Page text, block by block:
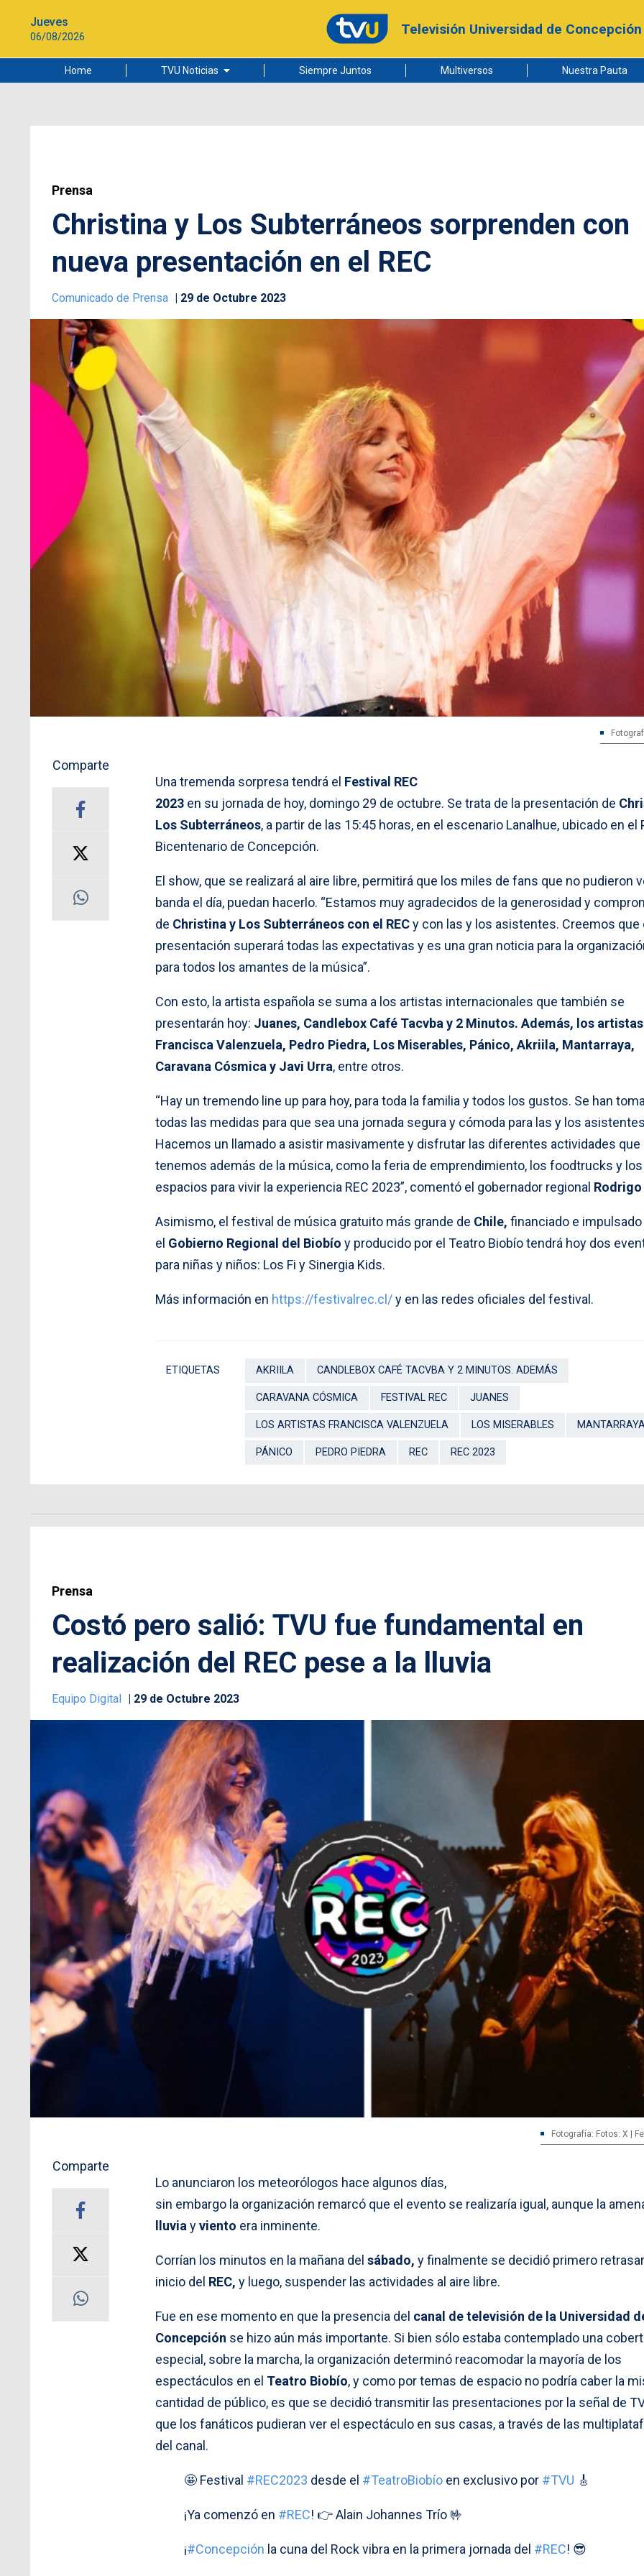
Jueves
06/08/2026 Televisión Universidad de Concepción
Home TVU Noticias
Ciudad
Siempre Juntos Multiversos Nuestra Pauta
Prensa
Christina y Los Subterráneos sorprenden con
nueva presentación en el REC
Comunicado de Prensa 29 de Octubre 2023
Comparte
Una tremenda sorpresa tendrá el Festival REC
2023 en su jornada de hoy, domingo 29 de octubre. Se trata de la presentación de
Los Subterráneos, a partir de las 15:45 horas, en el escenario Lanalhue, ubicado en el
Bicentenario de Concepción.
El show, que se realizará al aire libre, permitirá que los miles de fans que no pudieron
banda el día, puedan hacerlo. “Estamos muy agradecidos de la generosidad y
de Christina y Los Subterráneos con el RECy con las y los asistentes. Creemos que
presentación superará todas las expectativas y es una gran noticia para la
para todos los amantes de la música”.
Con esto, la artista española se suma a los artistas internacionales que también se
presentarán hoy: Juanes, Candlebox Café Tacvba y 2 Minutos. Además, los artistas
Francisca Valenzuela, Pedro Piedra, Los Miserables, Pánico, Akriila, Mantarraya,
Caravana Cósmica y Javi Urra, entre otros.
“Hay un tremendo line up para hoy, para toda la familia y todos los gustos. Se han
todas las medidas para que sea una jornada segura y cómoda para las y los
Hacemos un llamado a asistir masivamente y disfrutar las diferentes actividades que
tenemos además de la música, como la feria de emprendimiento, los foodtrucks y los
espacios para vivir la experiencia REC 2023”, comentó el gobernador regional Rodrigo
Asimismo, el festival de música gratuito más grande de Chile, financiado e
el Gobierno Regional del Biobío y producido por el Teatro Biobío tendrá hoy dos
para niñas y niños: Los Fi y Sinergia Kids.
Más información en https://festivalrec.cl/y en las redes oficiales del festival.
ETIQUETAS AKRIILA CANDLEBOX CAFÉ TACVBA Y 2 MINUTOS. ADEMÁS
CARAVANA CÓSMICA FESTIVAL REC JUANES
LOS ARTISTAS FRANCISCA VALENZUELA LOS MISERABLES
PÁNICO PEDRO PIEDRA REC REC 2023
Prensa
Costó pero salió: TVU fue fundamental en
realización del REC pese a la lluvia
Equipo Digital 29 de Octubre 2023
Fotografía: Fotos: X |
Comparte
Lo anunciaron los meteorólogos hace algunos días,
sin embargo la organización remarcó que el evento se realizaría igual, aunque la
lluvia yviento era inminente.
Corrían los minutos en la mañana del sábado, y finalmente se decidió primero
inicio del REC, y luego, suspender las actividades al aire libre.
Fue en ese momento en que la presencia del canal de televisión de la Universidad
Concepción se hizo aún más importante. Si bien sólo estaba contemplado una
especial, sobre la marcha, la organización determinó reacomodar la mayoría de los
espectáculos en el Teatro Biobío, y como por temas de espacio no podría caber la
cantidad de público, es que se decidió transmitir las presentaciones por la señal de
que los fanáticos pudieran ver el espectáculo en sus casas, a través de las
del canal.
🤩 Festival #REC2023 desde el #TeatroBiobío en exclusivo por #TVU 🎸
¡Ya comenzó en #REC! 👉 Alain Johannes Trío 🤟
¡#Concepción la cuna del Rock vibra en la primera jornada del #REC! 😎